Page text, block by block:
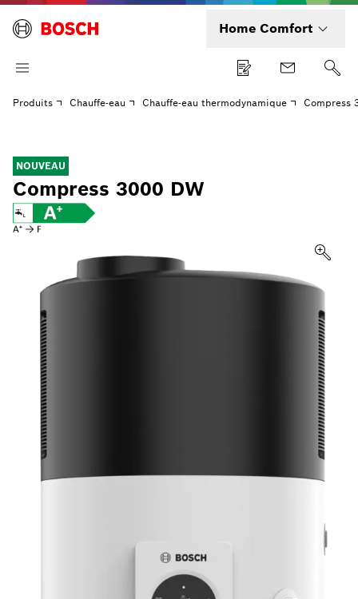
Home Comfort
Produits Chauffe-eau Chauffe-eau thermodynamique Compress
NOUVEAU
Compress 3000 DW